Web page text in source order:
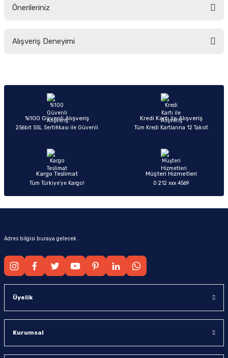
Önerileriniz
yetersiz gördüğünüz noktaları öneri formunu kullanarak tarafımıza
Ürün açıklamasında eksik bilgiler bulunuyor.
Ürün bilgilerinde hatalar bulunuyor.
Ürün fiyatı diğer sitelerden daha pahalı.
Alışveriş Deneyimi
Sitemize ilk yorumu siz yapın!
%100 Güvenli Alışveriş
256bit SSL Sertifikası ile Güvenli
Kredi Kartı ile Alışveriş
Tüm Kredi Kartlarına 12 Taksit
Kargo Teslimat
Tüm Türkiye’ye Kargo!
Müşteri Hizmetleri
0 212 xxx 4569
Adres bilgisi buraya gelecek.
Üyelik
Kurumsal